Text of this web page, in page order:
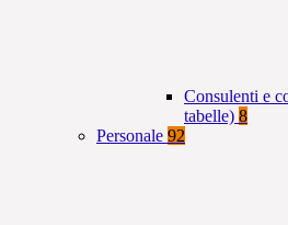
Consulenti e
tabelle) 8
Personale 92